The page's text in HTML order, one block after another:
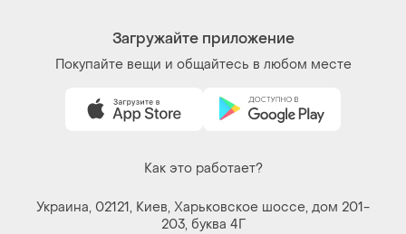
Загружайте приложение
Покупайте вещи и общайтесь в любом месте
Как это работает?
Украина, 02121, Киев, Харьковское шоссе, дом 201-
203, буква 4Г